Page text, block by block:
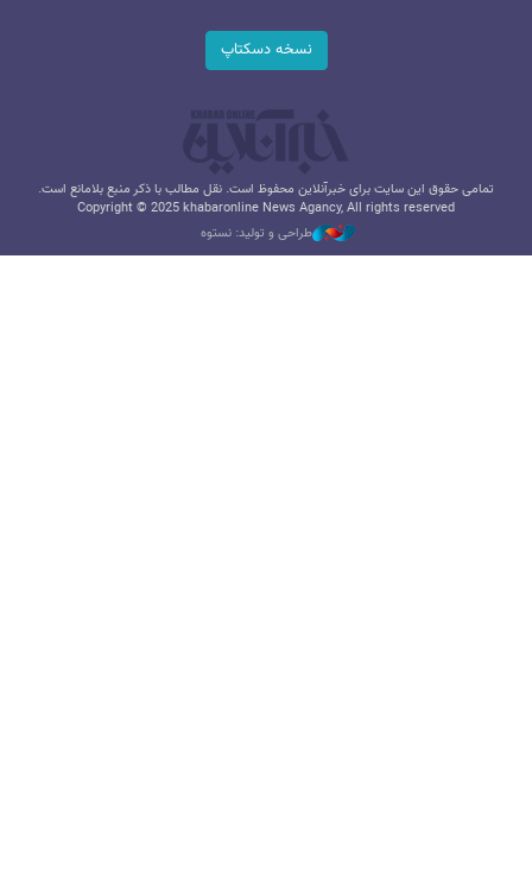
نسخه دسکتاپ
تمامی حقوق این سایت برای خبرآنلاین محفوظ است. نقل مطالب با ذکر منبع بلامانع است.
Copyright © 2025 khabaronline News Agancy, All rights reserved
طراحی و تولید: نستوه